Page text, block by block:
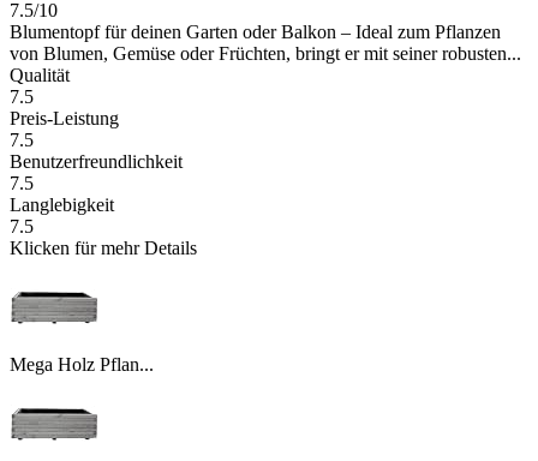
7.5/10
Blumentopf für deinen Garten oder Balkon – Ideal zum Pflanzen
von Blumen, Gemüse oder Früchten, bringt er mit seiner robusten...
Qualität
7.5
Preis-Leistung
7.5
Benutzerfreundlichkeit
7.5
Langlebigkeit
7.5
Klicken für mehr Details
Mega Holz Pflan...